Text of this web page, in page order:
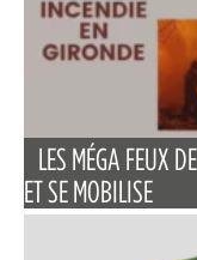
LES MÉGA FEUX
ET SE MOBILISE